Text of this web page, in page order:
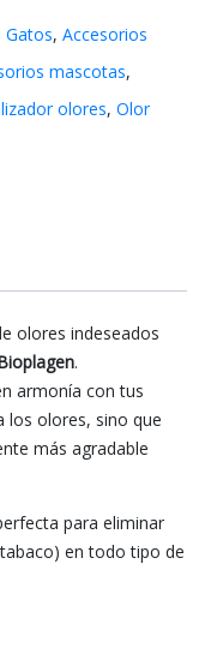
Gatos, Accesorios
mascotas,
olores, Olor
olores indeseados
.
armonía con tus
los olores, sino que
más agradable
para eliminar
en todo tipo de